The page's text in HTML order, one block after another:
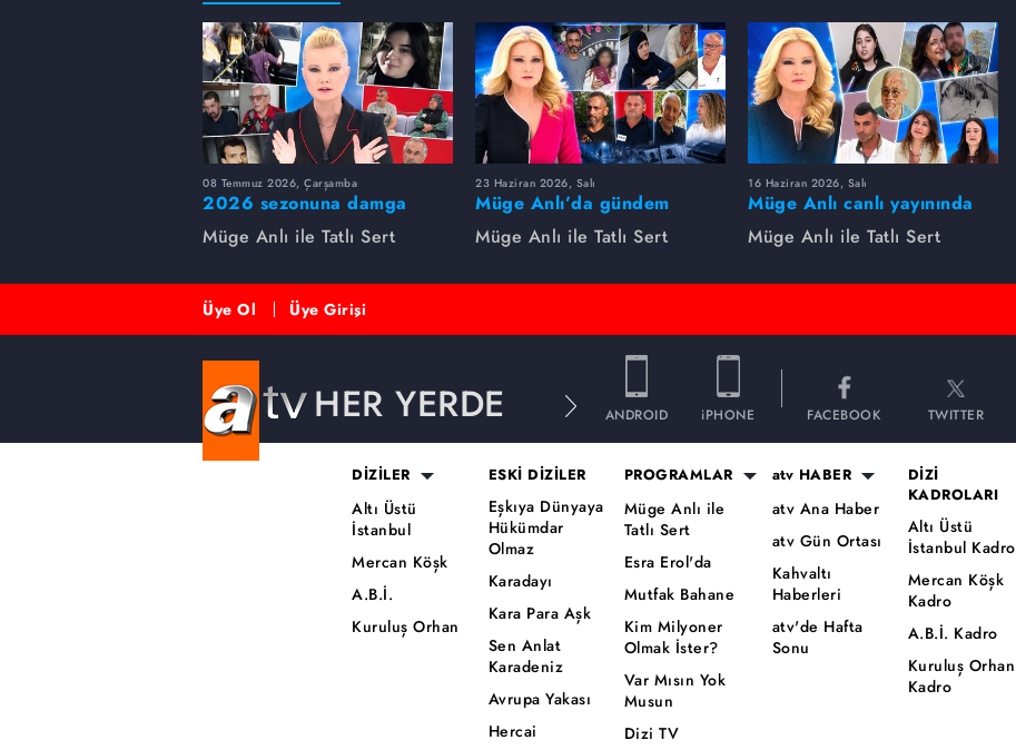
08 Temmuz 2026, Çarşamba
2026 sezonuna damga
vuran 5 Müge Anlı
dosyası...
Müge Anlı ile Tatlı Sert
23 Haziran 2026, Salı
Müge Anlı’da gündem
sarsıldı! Kayıp dosyaları ve
aile ihanetleri herkesi şoke
Müge Anlı ile Tatlı Sert
16 Haziran 2026, Salı
Müge Anlı canlı yayınında
dikkat çeken gelişmeler
yaşandı. Kayıp,
Müge Anlı ile Tatlı Sert
Üye Ol Üye Girişi
HER YERDE ANDROID iPHONE FACEBOOK TWITTER
DİZİLER
Altı Üstü
İstanbul
Mercan Köşk
A.B.İ.
Kuruluş Orhan
ESKİ DİZİLER
Eşkıya Dünyaya
Hükümdar
Olmaz
Karadayı
Kara Para Aşk
Sen Anlat
Karadeniz
Avrupa Yakası
Hercai
PROGRAMLAR
Müge Anlı ile
Tatlı Sert
Esra Erol'da
Mutfak Bahane
Kim Milyoner
Olmak İster?
Var Mısın Yok
Musun
Dizi TV
atv HABER
atv Ana Haber
atv Gün Ortası
Kahvaltı
Haberleri
atv'de Hafta
Sonu
DİZİ
KADROLARI
Altı Üstü
İstanbul Kadro
Mercan Köşk
Kadro
A.B.İ. Kadro
Kuruluş Orhan
Kadro